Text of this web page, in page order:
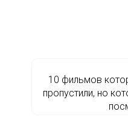
10 фильмов
пропустили, но